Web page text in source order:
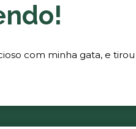
com minha gata, e